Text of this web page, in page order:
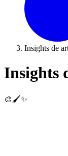
Insights de
Insights
🎨🖌️✨